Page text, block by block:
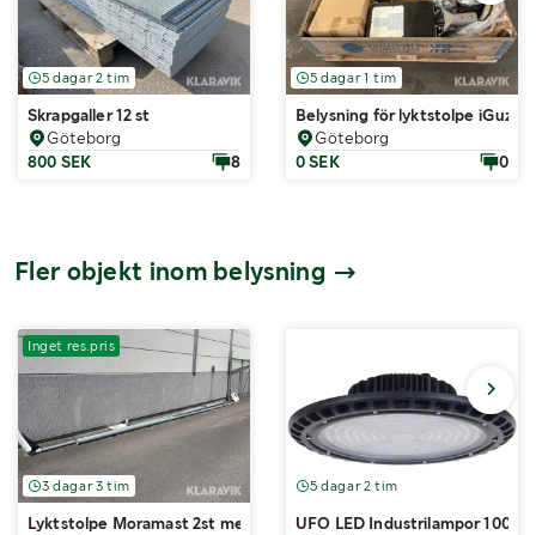
5 dagar 2 tim
Skrapgaller 12 st
Göteborg
800 SEK
8
5 dagar 1 tim
Belysning för lyktstolpe
Göteborg
0 SEK
0
Fler objekt inom belysning
Inget res.pris
3 dagar 3 tim
Lyktstolpe Moramast 2st med betongfundament
5 dagar 2 tim
UFO LED Industrilampor 100